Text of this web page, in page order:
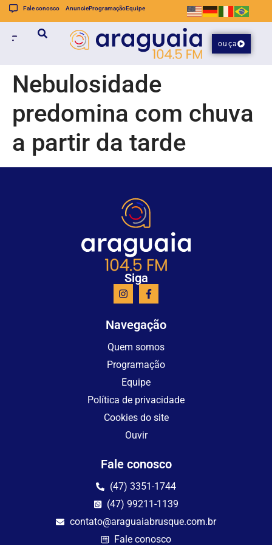
Fale conosco AnuncieProgramaçãoEquipe
ouça
Nebulosidade
predomina com chuva
a partir da tarde
Siga
Navegação
Quem somos
Programação
Equipe
Política de privacidade
Cookies do site
Ouvir
Fale conosco
(47) 3351-1744
(47) 99211-1139
contato@araguaiabrusque.com.br
Fale conosco